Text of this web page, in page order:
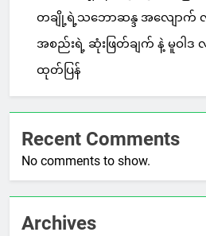
တချို့ရဲ့သဘောဆန္ဒ အလျောက် လု
အစည်းရဲ့ ဆုံးဖြတ်ချက် နဲ့ မူဝါဒ
ထုတ်ပြန်
Recent Comments
No comments to show.
Archives